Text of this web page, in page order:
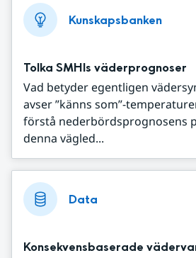
Kunskapsbanken
Tolka SMHIs väderprognoser
Vad betyder egentligen
avser ”känns som”-
förstå nederbördsprognosens
denna vägled...
Data
Konsekvensbaserade